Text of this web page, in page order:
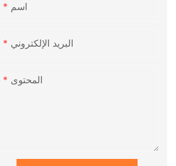
اسم
البريد الإلكتروني
المحتوى